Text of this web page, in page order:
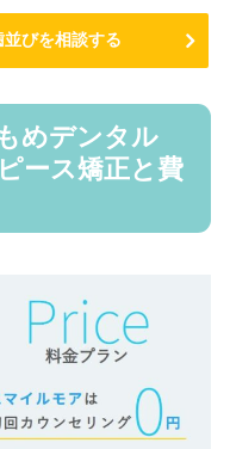
びを相談する
めデンタル
ース矯正と費